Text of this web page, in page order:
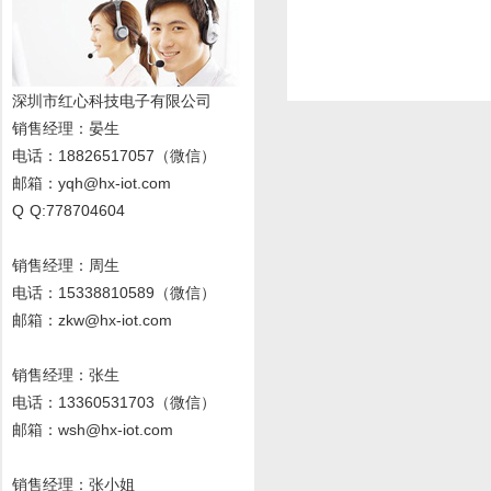
深圳市红心科技电子有限公司
销售经理 ：晏生
电话：18826517057（微信）
邮箱：yqh@hx-iot.com
Q Q:778704604
销售经理：周生
电话 ：15338810589 （微信）
邮箱：zkw@hx-iot.com
销售经理：张生
电话 ：13360531703 （微信）
邮箱：wsh@hx-iot.com
销售经理：张小姐